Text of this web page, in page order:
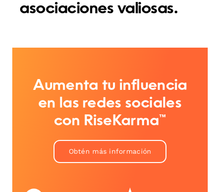
asociaciones valiosas.
Aumenta tu influencia
en las redes sociales
con RiseKarma™
Obtén más información